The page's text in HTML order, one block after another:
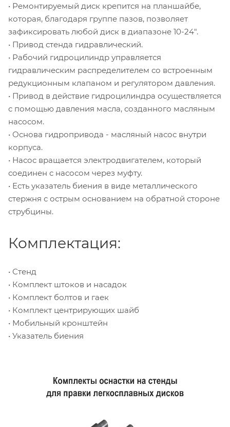
• Ремонтируемый диск крепится на планшайбе,
которая, благодаря группе пазов, позволяет
зафиксировать любой диск в диапазоне 10-24".
• Привод стенда гидравлический.
• Рабочий гидроцилиндр управляется
гидравлическим распределителем со встроенным
редукционным клапаном и регулятором давления.
• Привод в действие гидроцилиндра осуществляется
с помощью давления масла, созданного масляным
насосом.
• Основа гидропривода - масляный насос внутри
корпуса.
• Насос вращается электродвигателем, который
соединен с насосом через муфту.
• Есть указатель биения в виде металлического
стержня с острым основанием на обратной стороне
струбцины.
Комплектация:
• Стенд
• Комплект штоков и насадок
• Комплект болтов и гаек
• Комплект центрирующих шайб
• Мобильный кронштейн
• Указатель биения